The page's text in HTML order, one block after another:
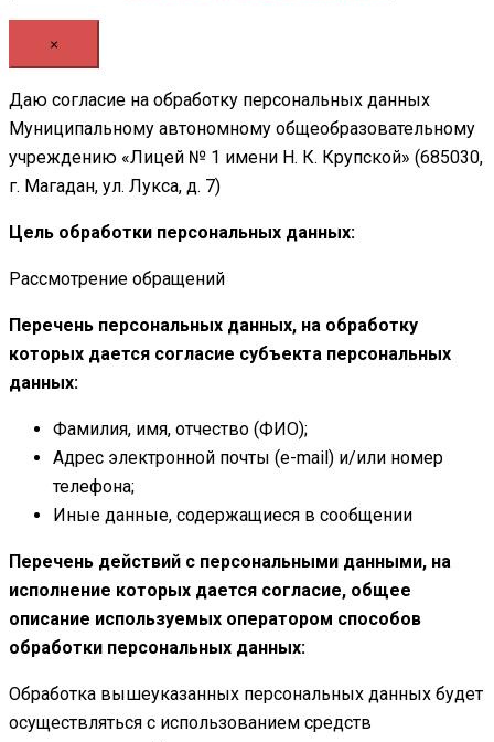
×
Даю согласие на обработку персональных данных
Муниципальному автономному общеобразовательному
учреждению «Лицей № 1 имени Н. К. Крупской» (685030,
г. Магадан, ул. Лукса, д. 7)
Цель обработки персональных данных:
Рассмотрение обращений
Перечень персональных данных, на обработку
которых дается согласие субъекта персональных
данных:
Фамилия, имя, отчество (ФИО);
Адрес электронной почты (e-mail) и/или номер
телефона;
Иные данные, содержащиеся в сообщении
Перечень действий с персональными данными, на
исполнение которых дается согласие, общее
описание используемых оператором способов
обработки персональных данных:
Обработка вышеуказанных персональных данных будет
осуществляться с использованием средств